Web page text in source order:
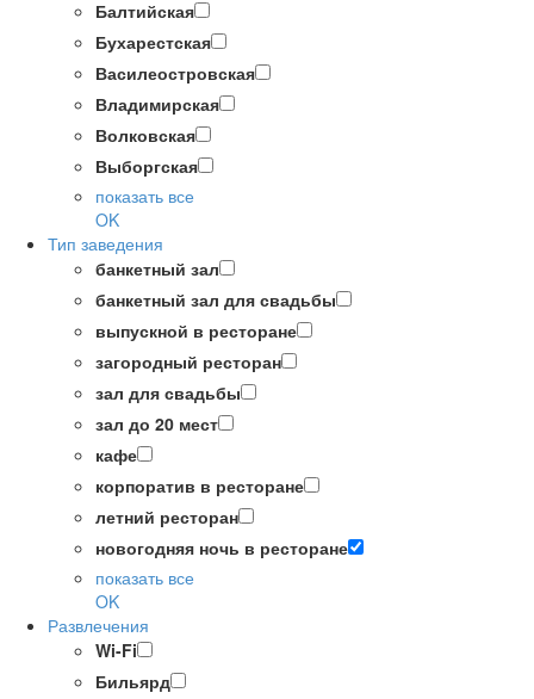
Балтийская
Бухарестская
Василеостровская
Владимирская
Волковская
Выборгская
показать все
OK
Тип заведения
банкетный зал
банкетный зал для свадьбы
выпускной в ресторане
загородный ресторан
зал для свадьбы
зал до 20 мест
кафе
корпоратив в ресторане
летний ресторан
новогодняя ночь в ресторане
показать все
OK
Развлечения
Wi-Fi
Бильярд